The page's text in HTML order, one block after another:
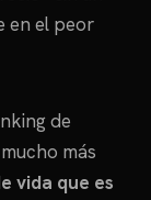
en el peor
de
más
vida que es